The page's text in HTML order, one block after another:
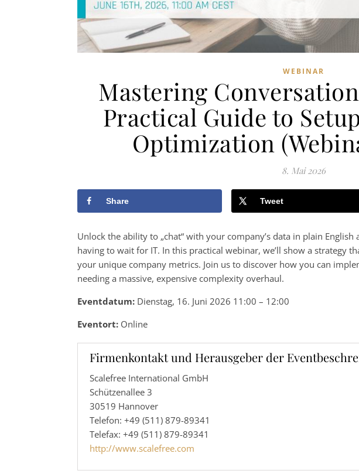
WEBINAR
Mastering
Practical Guide to
Optimization
8. Mai 2026
Share Tweet
Unlock the ability to „chat“ with your company’s data in plain
having to wait for IT. In this practical webinar, we’ll show a strategy
your unique company metrics. Join us to discover how you can
needing a massive, expensive complexity overhaul.
Eventdatum: Dienstag, 16. Juni 2026 11:00 – 12:00
Eventort: Online
Firmenkontakt und Herausgeber der
Scalefree International GmbH
Schützenallee 3
30519 Hannover
Telefon: +49 (511) 879-89341
Telefax: +49 (511) 879-89341
http://www.scalefree.com